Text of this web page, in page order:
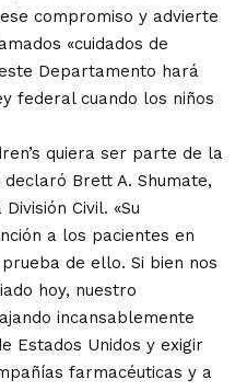
compromiso y advierte
«cuidados de
Departamento hará
federal cuando los niños
quiera ser parte de la
Brett A. Shumate,
Civil. «Su
a los pacientes en
de ello. Si bien nos
hoy, nuestro
incansablemente
Estados Unidos y exigir
farmacéuticas y a